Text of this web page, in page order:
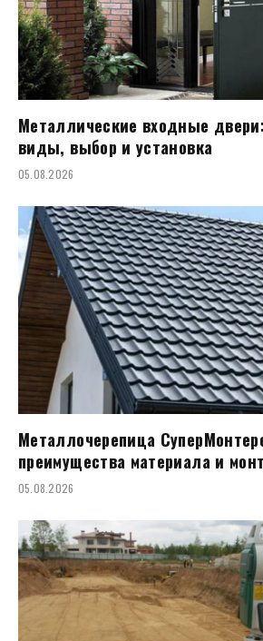
Металлические входные
виды, выбор и установка
05.08.2026
Металлочерепица
преимущества материала и
05.08.2026